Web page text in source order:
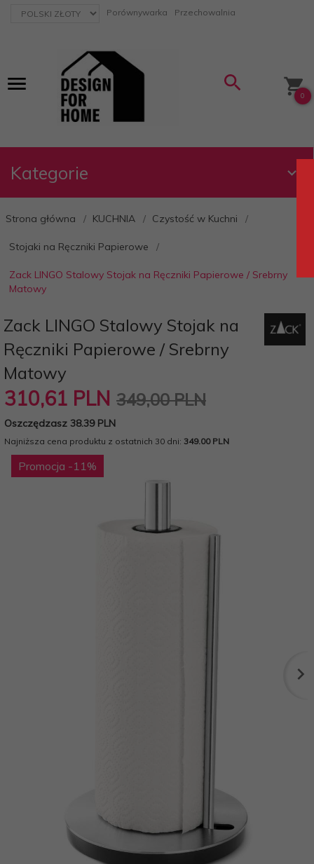
currency_h Porównywarka Przechowalnia
0
Kategorie
Strona główna KUCHNIA Czystość w Kuchni
Stojaki na Ręczniki Papierowe
Zack LINGO Stalowy Stojak na Ręczniki Papierowe / Srebrny
Matowy
Zack LINGO Stalowy Stojak na
Ręczniki Papierowe / Srebrny
Matowy
310,61 PLN 349,00 PLN
Oszczędzasz 38.39 PLN
Najniższa cena produktu z ostatnich 30 dni: 349.00 PLN
Promocja -11%